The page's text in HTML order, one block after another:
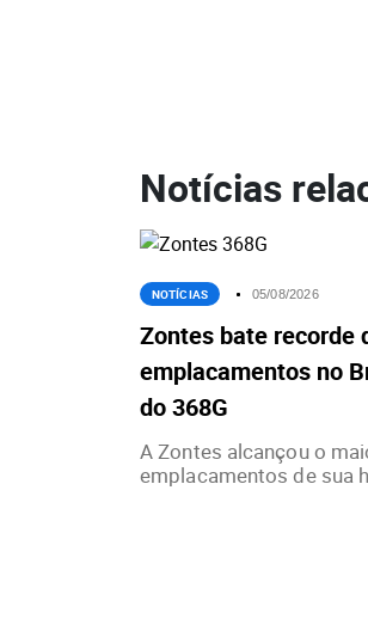
Notícias
NOTÍCIAS 05/08/2026
Zontes bate recorde
emplacamentos no
do 368G
A Zontes alcançou o
emplacamentos de sua